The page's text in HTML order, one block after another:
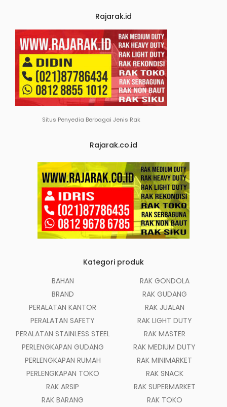
Rajarak.id
Situs Penyedia Berbagai Jenis Rak
Rajarak.co.id
Kategori produk
BAHAN
BRAND
PERALATAN KANTOR
PERALATAN SAFETY
PERALATAN STAINLESS STEEL
PERLENGKAPAN GUDANG
PERLENGKAPAN RUMAH
PERLENGKAPAN TOKO
RAK ARSIP
RAK BARANG
RAK GONDOLA
RAK GUDANG
RAK JUALAN
RAK LIGHT DUTY
RAK MASTER
RAK MEDIUM DUTY
RAK MINIMARKET
RAK SNACK
RAK SUPERMARKET
RAK TOKO